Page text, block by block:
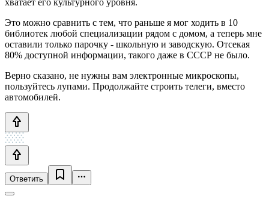
Это можно сравнить с тем, что раньше я мог ходить в 10
библиотек любой специализации рядом с домом, а теперь мне
оставили только парочку - школьную и заводскую. Отсекая
80% доступной информации, такого даже в СССР не было.
Верно сказано, не нужны вам электронные микроскопы,
пользуйтесь лупами. Продолжайте строить телеги, вместо
автомобилей.
Ответить